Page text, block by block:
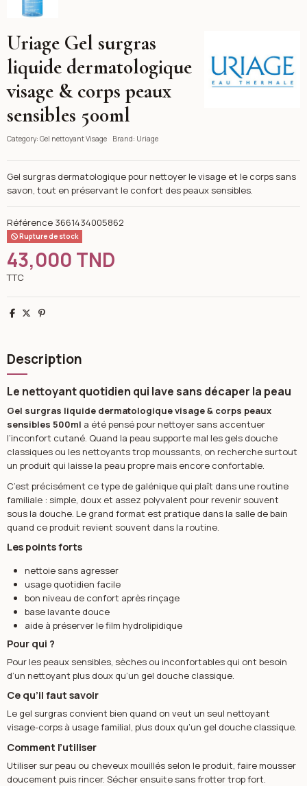
Uriage Gel surgras
liquide dermatologique
visage & corps peaux
sensibles 500ml
Category: Gel nettoyant Visage Brand: Uriage
Gel surgras dermatologique pour nettoyer le visage et le corps sans
savon, tout en préservant le confort des peaux sensibles.
Référence 3661434005862
Rupture de stock
43,000 TND
TTC
Partager
TweetPinterest
Description
Le nettoyant quotidien qui lave sans décaper la peau
Gel surgras liquide dermatologique visage & corps peaux
sensibles 500ml a été pensé pour nettoyer sans accentuer
l’inconfort cutané. Quand la peau supporte mal les gels douche
classiques ou les nettoyants trop moussants, on recherche surtout
un produit qui laisse la peau propre mais encore confortable.
C’est précisément ce type de galénique qui plaît dans une routine
familiale : simple, doux et assez polyvalent pour revenir souvent
sous la douche. Le grand format est pratique dans la salle de bain
quand ce produit revient souvent dans la routine.
Les points forts
nettoie sans agresser
usage quotidien facile
bon niveau de confort après rinçage
base lavante douce
aide à préserver le film hydrolipidique
Pour qui ?
Pour les peaux sensibles, sèches ou inconfortables qui ont besoin
d’un nettoyant plus doux qu’un gel douche classique.
Ce qu’il faut savoir
Le gel surgras convient bien quand on veut un seul nettoyant
visage-corps à usage familial, plus doux qu’un gel douche classique.
Comment l’utiliser
Utiliser sur peau ou cheveux mouillés selon le produit, faire mousser
doucement puis rincer. Sécher ensuite sans frotter trop fort.